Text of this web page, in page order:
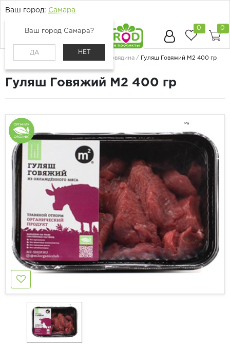
Ваш город: Самара
Ваш город Самара?
ДА НЕТ
0 0
Говядина Гуляш Говяжий М2 400 гр
Гуляш Говяжий М2 400 гр